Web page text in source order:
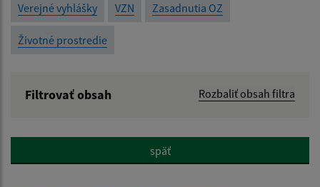
Verejné vyhlášky VZN Zasadnutia OZ
Životné prostredie
Filtrovať obsah Rozbaliť obsah filtra
Popis:
späť